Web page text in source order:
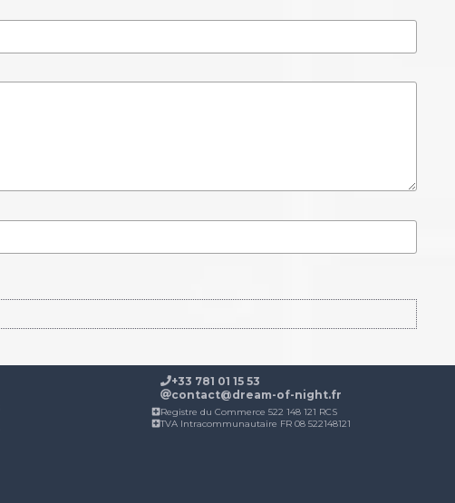
+33 781 01 15 53
contact@dream-of-night.fr
Registre du Commerce 522 148 121 RCS
TVA Intracommunautaire FR 08 522148121